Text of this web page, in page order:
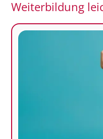
Weiterbildung